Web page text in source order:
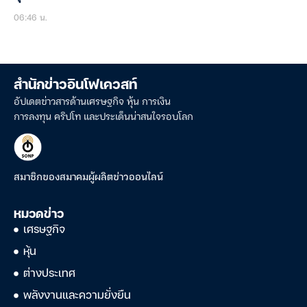
06:46 น.
สำนักข่าวอินโฟเควสท์
อัปเดตข่าวสารด้านเศรษฐกิจ หุ้น การเงิน
การลงทุน คริปโท และประเด็นน่าสนใจรอบโลก
สมาชิกของสมาคมผู้ผลิตข่าวออนไลน์
หมวดข่าว
เศรษฐกิจ
หุ้น
ต่างประเทศ
พลังงานและความยั่งยืน